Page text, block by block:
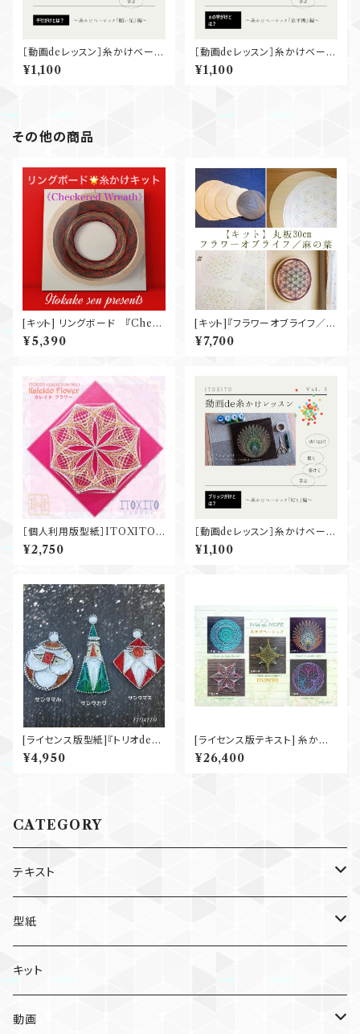
［動画deレッスン］糸かけベーシ
ック『願い星』
¥1,100
［動画deレッスン］糸かけベーシ
ック『金平糖』
¥1,100
その他の商品
[キット] リングボード 『Check
ered Wreath』
¥5,390
[キット]『フラワーオブライフ／麻
の葉』丸板30cm
¥7,700
［個人利用版型紙］ITOXITO
Collection『Kaleido Flowe
r』
¥2,750
［動画deレッスン］糸かけベーシ
ック『灯り』
¥1,100
[ライセンス版型紙]『トリオdeサ
ンタ』
¥4,950
[ライセンス版テキスト] 糸かけ
ベーシック 5点フルパッケージ
¥26,400
CATEGORY
テキスト
個人利用版
個別
セット
ライセンス版
個別
型紙
個人利用版
個別
ライセンス版
キット
動画